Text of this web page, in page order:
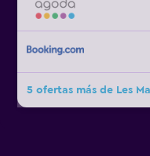
5 ofertas más de Les